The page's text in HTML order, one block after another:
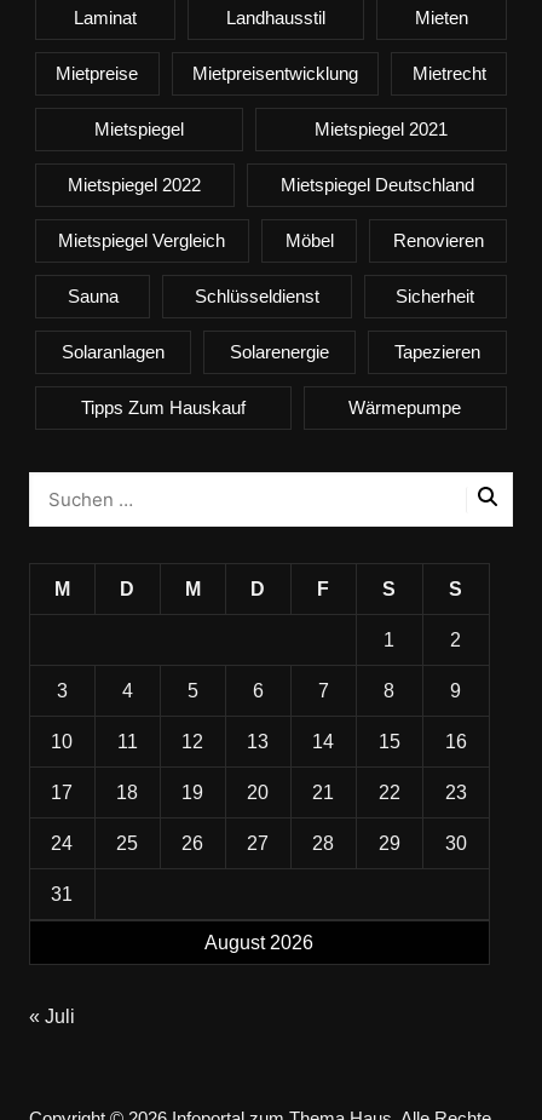
Laminat Landhausstil Mieten
Mietpreise Mietpreisentwicklung Mietrecht
Mietspiegel Mietspiegel 2021
Mietspiegel 2022 Mietspiegel Deutschland
Mietspiegel Vergleich Möbel Renovieren
Sauna Schlüsseldienst Sicherheit
Solaranlagen Solarenergie Tapezieren
Tipps Zum Hauskauf Wärmepumpe
August 2026
M D M D F S S
1 2
3 4 5 6 7 8 9
10 11 12 13 14 15 16
17 18 19 20 21 22 23
24 25 26 27 28 29 30
31
« Juli